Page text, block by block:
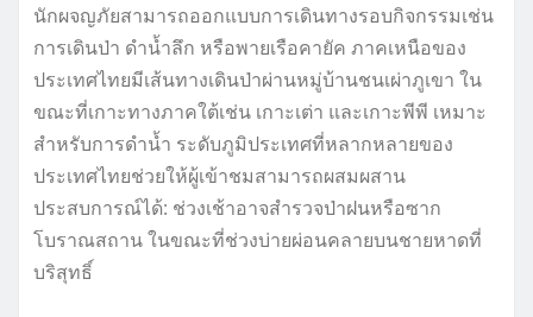
นักผจญภัยสามารถออกแบบการเดินทางรอบกิจกรรมเช่น
การเดินป่า ดำน้ำลึก หรือพายเรือคายัค ภาคเหนือของ
ประเทศไทยมีเส้นทางเดินป่าผ่านหมู่บ้านชนเผ่าภูเขา ใน
ขณะที่เกาะทางภาคใต้เช่น เกาะเต่า และเกาะพีพี เหมาะ
สำหรับการดำน้ำ ระดับภูมิประเทศที่หลากหลายของ
ประเทศไทยช่วยให้ผู้เข้าชมสามารถผสมผสาน
ประสบการณ์ได้: ช่วงเช้าอาจสำรวจป่าฝนหรือซาก
โบราณสถาน ในขณะที่ช่วงบ่ายผ่อนคลายบนชายหาดที่
บริสุทธิ์